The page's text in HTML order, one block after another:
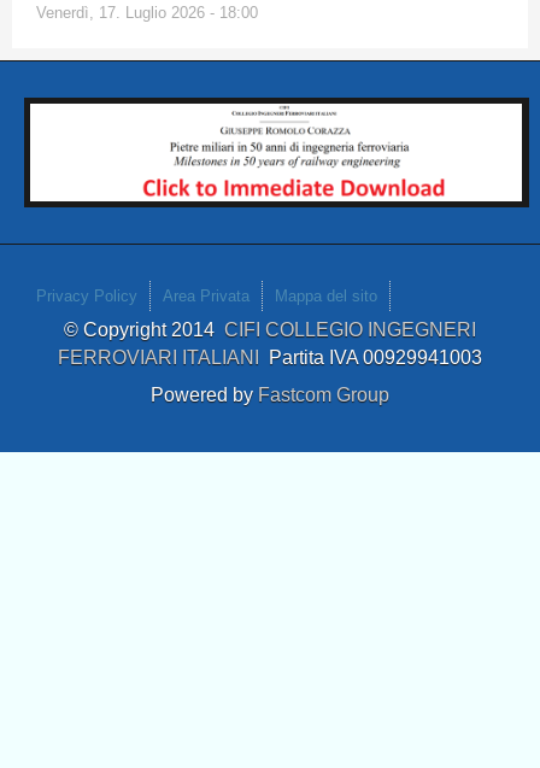
Venerdì, 17. Luglio 2026 - 18:00
Privacy Policy Area Privata Mappa del sito
© Copyright 2014 CIFI COLLEGIO INGEGNERI
FERROVIARI ITALIANI Partita IVA 00929941003
Powered by Fastcom Group